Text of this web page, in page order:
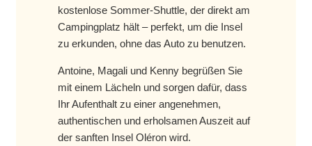
kostenlose Sommer-Shuttle, der direkt am
Campingplatz hält – perfekt, um die Insel
zu erkunden, ohne das Auto zu benutzen.
Antoine, Magali und Kenny begrüßen Sie
mit einem Lächeln und sorgen dafür, dass
Ihr Aufenthalt zu einer angenehmen,
authentischen und erholsamen Auszeit auf
der sanften Insel Oléron wird.